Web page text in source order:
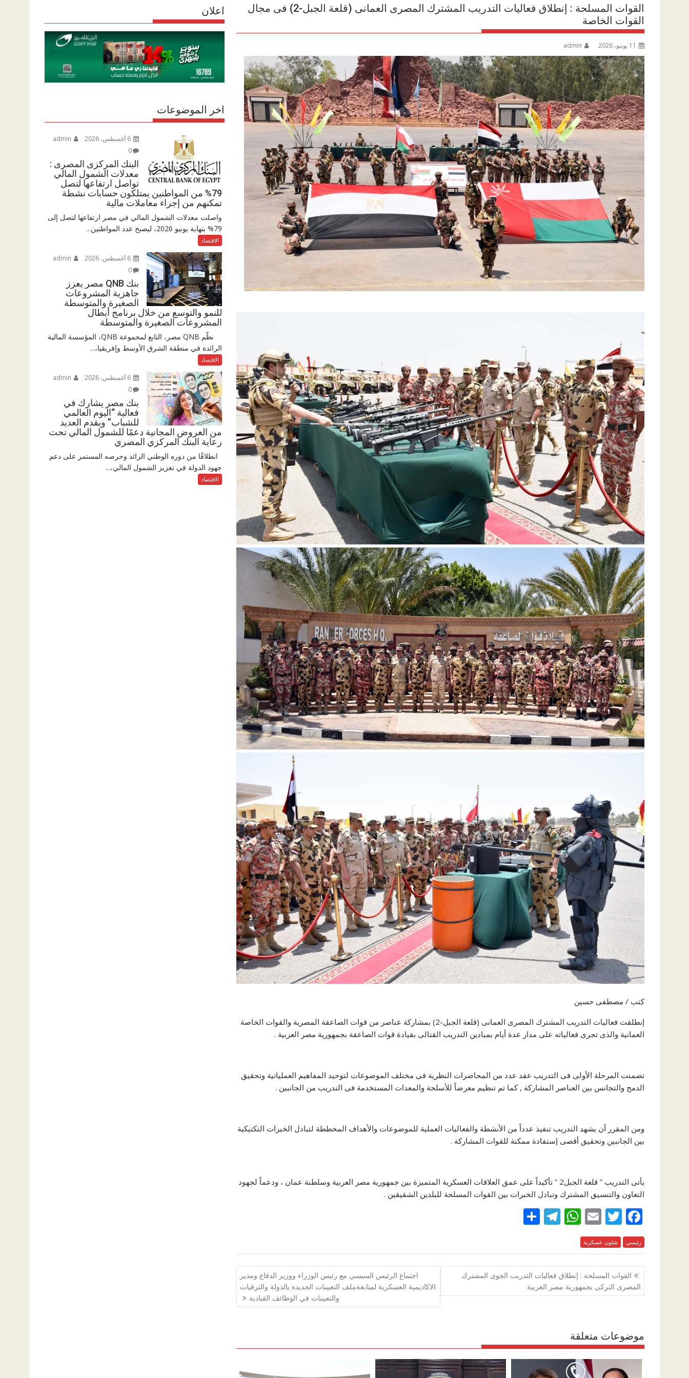
القوات المسلحة : إنطلاق فعاليات التدريب المشترك المصرى العمانى (قلعة الجبل-2) فى مجال
القوات الخاصة
11 يونيو، 2026 admin
كتب / مصطفى حسين
إنطلقت فعاليات التدريب المشترك المصرى العمانى (قلعة الجبل-2) بمشاركة عناصر من قوات الصاعقة المصرية والقوات الخاصة
العمانية والذى تجرى فعالياته على مدار عدة أيام بميادين التدريب القتالى بقيادة قوات الصاعقة بجمهورية مصر العربية .
تضمنت المرحلة الأولى فى التدريب عقد عدد من المحاضرات النظرية فى مختلف الموضوعات لتوحيد المفاهيم العملياتية وتحقيق
الدمج والتجانس بين العناصر المشاركة , كما تم تنظيم معرضاً للأسلحة والمعدات المستخدمة فى التدريب من الجانبين .
ومن المقرر أن يشهد التدريب تنفيذ عدداً من الأنشطة والفعاليات العملية للموضوعات والأهداف المخططة لتبادل الخبرات التكتيكية
بين الجانبين وتحقيق أقصى إستفادة ممكنة للقوات المشاركة .
يأتى التدريب ” قلعة الجبل2 ” تأكيداً على عمق العلاقات العسكرية المتميزة بين جمهورية مصر العربية وسلطنة عمان ، ودعماً لجهود
التعاون والتنسيق المشترك وتبادل الخبرات بين القوات المسلحة للبلدين الشقيقين .
F
ac
e
b
o
o
T
w
itt
er
E
m
ai
l
W
at
s
A
p
T
e
gr
a
m
ar
e
رئيسي شئون عسكرية
تصفّح
المقالات
القوات المسلحة : إنطلاق فعاليات التدريب الجوى المشترك
المصرى التركى بجمهورية مصر العربية
اجتماع الرئيس السيسي مع رئيس الوزراء ووزير الدفاع ومدير
الاكاديمية العسكرية لمتابعةملف التعيينات الجديدة بالدولة والترقيات
والتعيينات في الوظائف القيادية
موضوعات متعلقة
اعلان
اخر الموضوعات
0
البنك المركزى المصرى :
معدلات الشمول المالي
تواصل ارتفاعها لتصل
79% من المواطنين يمتلكون حسابات نشطة
تمكنهم من إجراء معاملات مالية
واصلت معدلات الشمول المالي في مصر ارتفاعها لتصل إلى
79% بنهاية يونيو 2026، ليصبح عدد المواطنين...
الاقتصاد
0
بنك QNB مصر يعزز
جاهزية المشروعات
الصغيرة والمتوسطة
للنمو والتوسع من خلال برنامج أبطال
المشروعات الصغيرة والمتوسطة
نظّم QNB مصر، التابع لمجموعة QNB، المؤسسة المالية
الرائدة في منطقة الشرق الأوسط وإفريقيا،...
الاقتصاد
0
بنك مصر يشارك في
فعالية “اليوم العالمي
للشباب” ويقدم العديد
من العروض المجانية دعمًا للشمول المالي تحت
رعاية البنك المركزي المصري
انطلاقًا من دوره الوطني الرائد وحرصه المستمر على دعم
جهود الدولة في تعزيز الشمول المالي،...
الاقتصاد